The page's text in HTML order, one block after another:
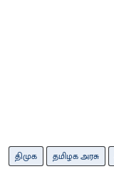
திமுக தமிழக அரசு